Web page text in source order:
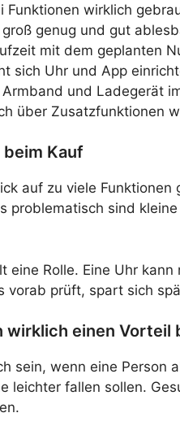
Funktionen wirklich
genug und gut
mit dem geplanten
sich Uhr und App
und Ladegerät
über Zusatzfunktionen
Kauf
auf zu viele
problematisch sind
eine Rolle. Eine Uhr
vorab prüft, spart sich
wirklich einen Vorteil
sein, wenn eine
leichter fallen sollen.